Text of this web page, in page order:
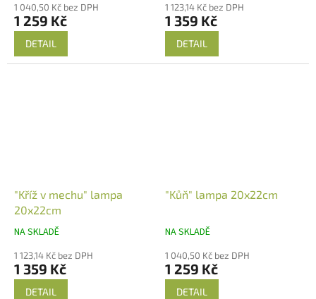
1 040,50 Kč bez DPH
1 259 Kč
DETAIL
1 123,14 Kč bez DPH
1 359 Kč
DETAIL
"Kříž v mechu" lampa
20x22cm
NA SKLADĚ
1 123,14 Kč bez DPH
1 359 Kč
DETAIL
"Kůň" lampa 20x22cm
NA SKLADĚ
1 040,50 Kč bez DPH
1 259 Kč
DETAIL